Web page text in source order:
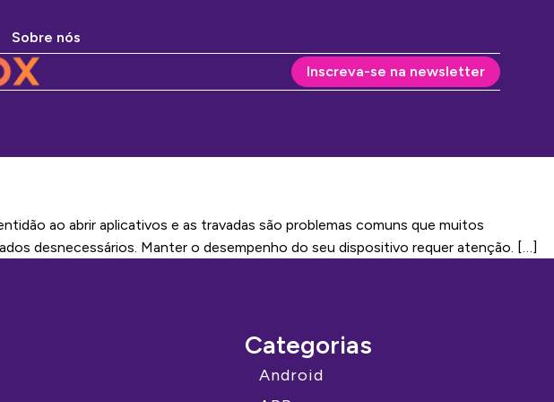
Sobre nós
Inscreva-se na newsletter
ao abrir aplicativos e as travadas são problemas comuns que muitos
desnecessários. Manter o desempenho do seu dispositivo requer atenção. […]
Categorias
Android